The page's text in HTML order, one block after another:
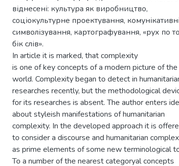
віднесені: культура як виробництво,
соціокультурне проектування,
символізування, картографування, «рух по
бік слів».
In article it is marked, that complexity
is one of key concepts of a modern picture of the
world. Complexity began to detect in
researches recently, but the methodological
for its researches is absent. The author enters
about styleish manifestations of humanitarian
complexity. In the developed approach it is
to consider a discourse and humanitarian
as prime elements of some new terminological
To a number of the nearest categoryal concepts